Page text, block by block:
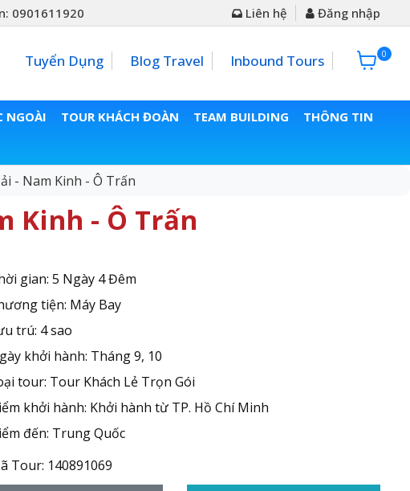
0901611920 Liên hệ Đăng nhập
Tuyển Dụng Blog Travel Inbound Tours 0 0đ
NGOÀI TOUR KHÁCH ĐOÀN TEAM BUILDING
THÔNG TIN
- Nam Kinh - Ô Trấn
Kinh - Ô Trấn
gian: 5 Ngày 4 Đêm
tiện: Máy Bay
trú: 4 sao
khởi hành: Tháng 9, 10
tour: Tour Khách Lẻ Trọn Gói
khởi hành: Khởi hành từ TP. Hồ Chí Minh
đến: Trung Quốc
Tour: 140891069